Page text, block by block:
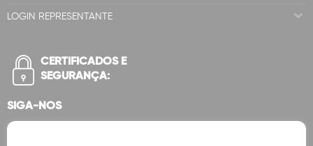
LOGIN REPRESENTANTE
CERTIFICADOS E
SEGURANÇA:
SIGA-NOS